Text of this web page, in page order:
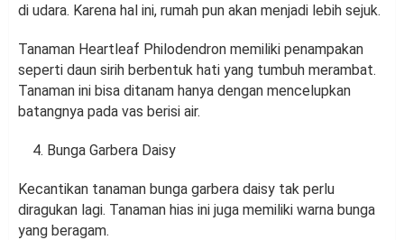
di udara. Karena hal ini, rumah pun akan menjadi lebih sejuk.
Tanaman Heartleaf Philodendron memiliki penampakan
seperti daun sirih berbentuk hati yang tumbuh merambat.
Tanaman ini bisa ditanam hanya dengan mencelupkan
batangnya pada vas berisi air.
Bunga Garbera Daisy
Kecantikan tanaman bunga garbera daisy tak perlu
diragukan lagi. Tanaman hias ini juga memiliki warna bunga
yang beragam.